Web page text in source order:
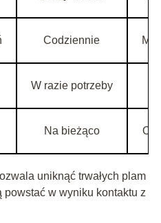
Codziennie
W razie potrzeby
Na bieżąco
uniknąć trwałych plam
powstać w wyniku kontaktu z